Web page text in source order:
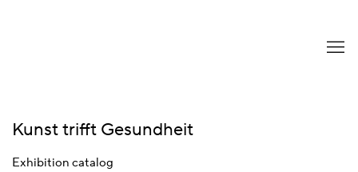
Kunst trifft Gesundheit
Exhibition catalog